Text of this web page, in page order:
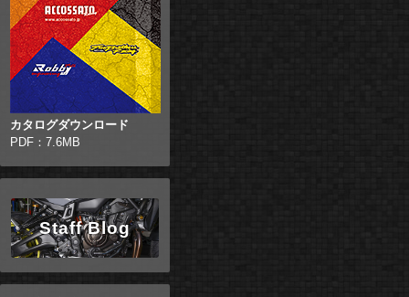
カタログダウンロード
PDF：7.6MB
Staff Blog